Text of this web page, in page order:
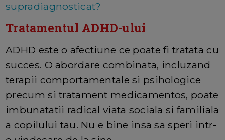
supradiagnosticat?
Tratamentul ADHD-ului
ADHD este o afectiune ce poate fi tratata cu
succes. O abordare combinata, incluzand
terapii comportamentale si psihologice
precum si tratament medicamentos, poate
imbunatatii radical viata sociala si familiala
a copilului tau. Nu e bine insa sa speri intr-